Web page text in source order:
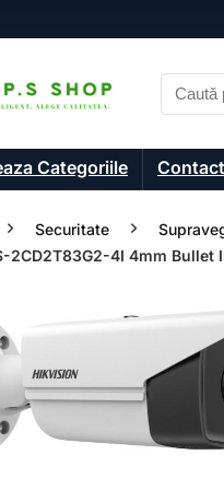
Categoriile
Securitate
2CD2T83G2-4I 4mm